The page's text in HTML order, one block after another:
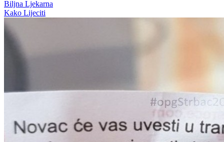
Biljna Ljekarna
Kako Lijeciti